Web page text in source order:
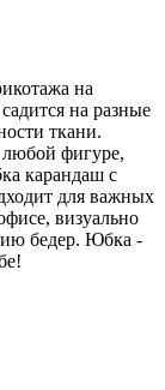
на
на разные
ткани.
любой фигуре,
карандаш с
для важных
визуально
бедер. Юбка -